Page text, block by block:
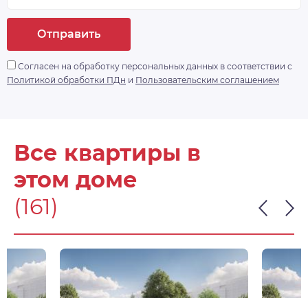
системой видеонаблюдения, а ворота в
паркинг будут открываться дистанционно.
https://drive. google.
com/drive/folders/
Отправить
Согласен на обработку персональных данных в соответствии с
Политикой обработки ПДн и Пользовательским соглашением
Все квартиры в
этом доме
(161)